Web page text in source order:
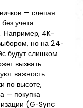
— слепая
учета
Например, 4K-
но на 24-
будут слишком
вызвать
важность
по высоте,
— покупка
(G-Sync